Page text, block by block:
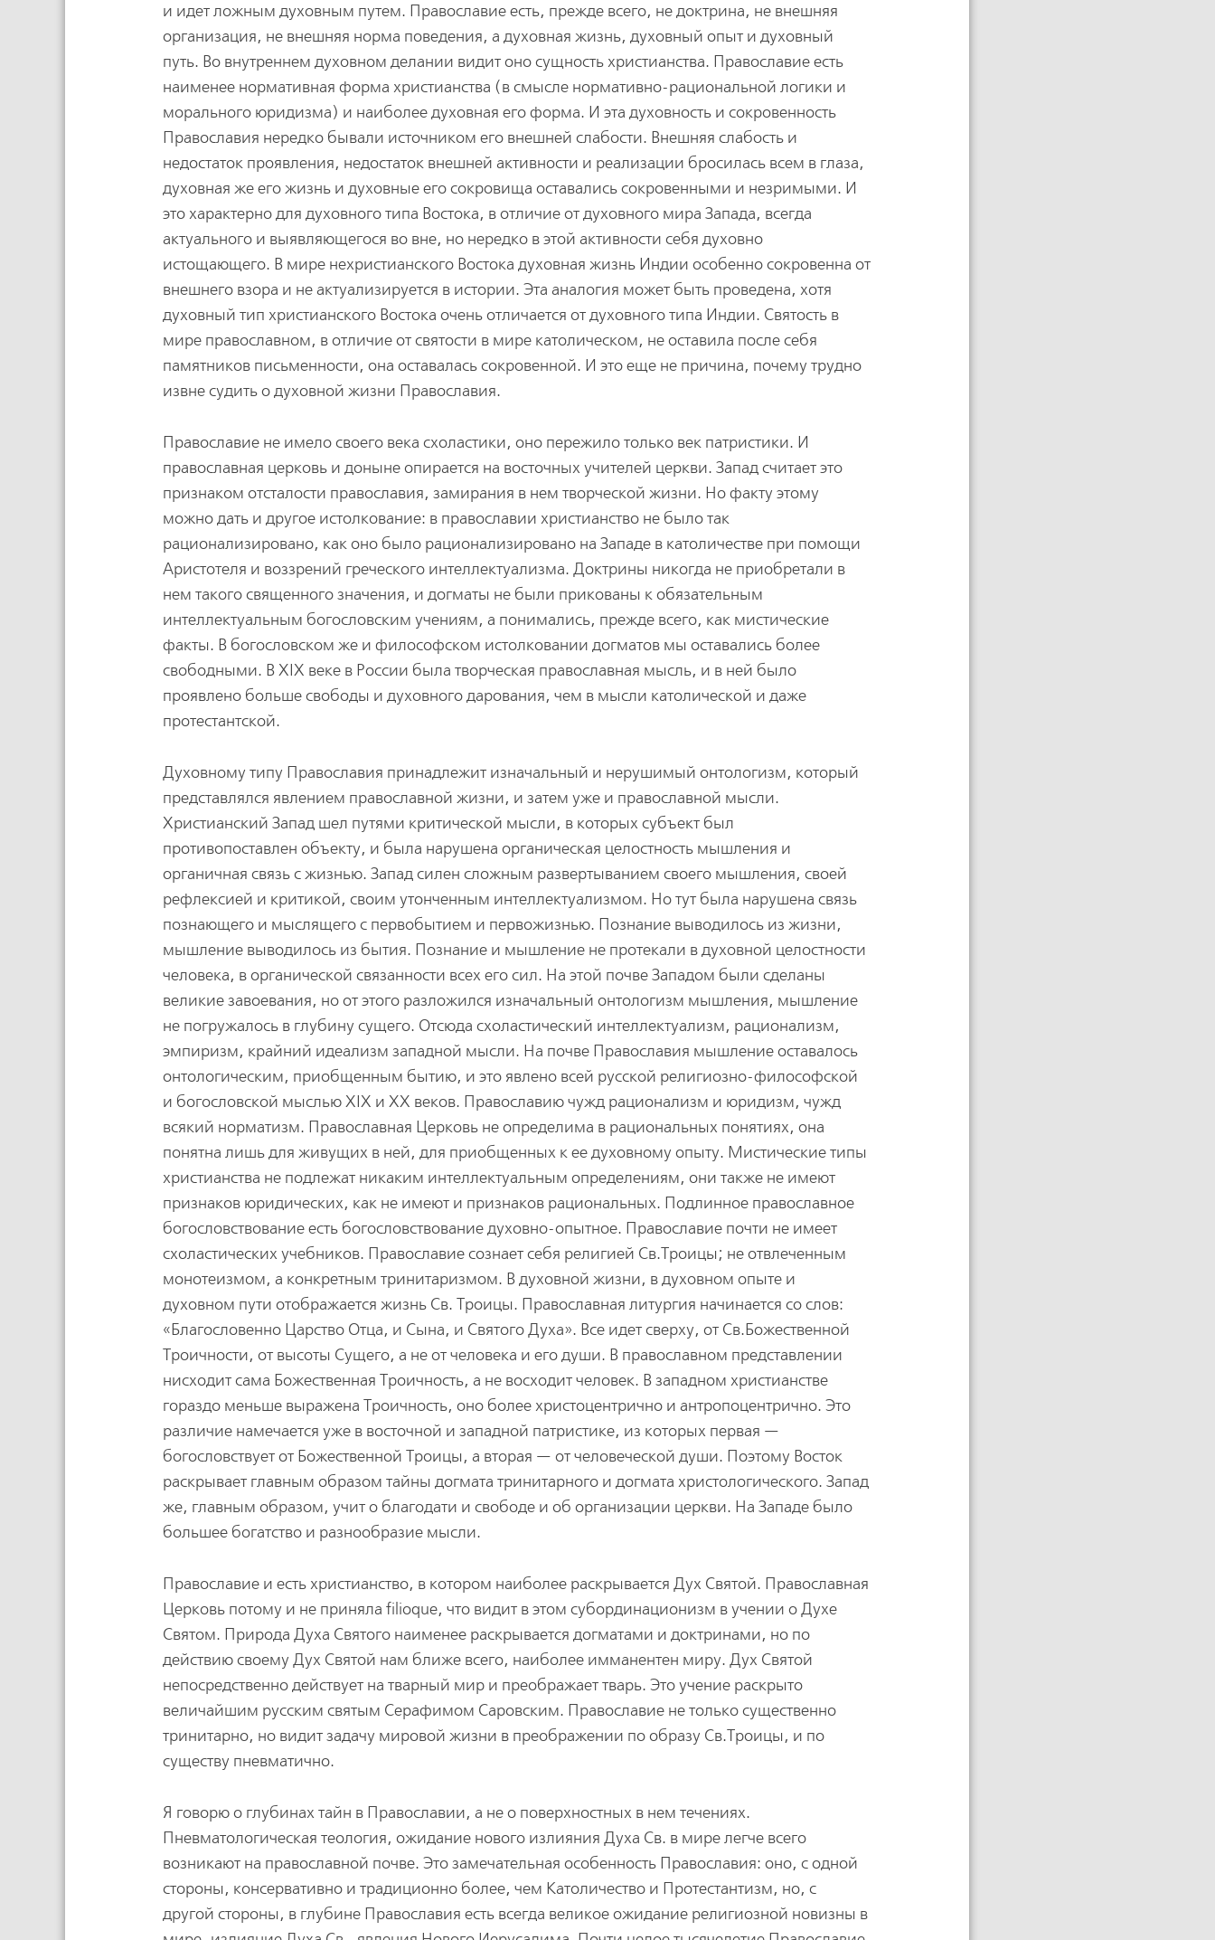
и идет ложным духовным путем. Православие есть, прежде всего, не доктрина, не внешняя
организация, не внешняя норма поведения, а духовная жизнь, духовный опыт и духовный
путь. Во внутреннем духовном делании видит оно сущность христианства. Православие есть
наименее нормативная форма христианства (в смысле нормативно-рациональной логики и
морального юридизма) и наиболее духовная его форма. И эта духовность и сокровенность
Православия нередко бывали источником его внешней слабости. Внешняя слабость и
недостаток проявления, недостаток внешней активности и реализации бросилась всем в глаза,
духовная же его жизнь и духовные его сокровища оставались сокровенными и незримыми. И
это характерно для духовного типа Востока, в отличие от духовного мира Запада, всегда
актуального и выявляющегося во вне, но нередко в этой активности себя духовно
истощающего. В мире нехристианского Востока духовная жизнь Индии особенно сокровенна от
внешнего взора и не актуализируется в истории. Эта аналогия может быть проведена, хотя
духовный тип христианского Востока очень отличается от духовного типа Индии. Святость в
мире православном, в отличие от святости в мире католическом, не оставила после себя
памятников письменности, она оставалась сокровенной. И это еще не причина, почему трудно
извне судить о духовной жизни Православия.
Православие не имело своего века схоластики, оно пережило только век патристики. И
православная церковь и доныне опирается на восточных учителей церкви. Запад считает это
признаком отсталости православия, замирания в нем творческой жизни. Но факту этому
можно дать и другое истолкование: в православии христианство не было так
рационализировано, как оно было рационализировано на Западе в католичестве при помощи
Аристотеля и воззрений греческого интеллектуализма. Доктрины никогда не приобретали в
нем такого священного значения, и догматы не были прикованы к обязательным
интеллектуальным богословским учениям, а понимались, прежде всего, как мистические
факты. В богословском же и философском истолковании догматов мы оставались более
свободными. В XIX веке в России была творческая православная мысль, и в ней было
проявлено больше свободы и духовного дарования, чем в мысли католической и даже
протестантской.
Духовному типу Православия принадлежит изначальный и нерушимый онтологизм, который
представлялся явлением православной жизни, и затем уже и православной мысли.
Христианский Запад шел путями критической мысли, в которых субъект был
противопоставлен объекту, и была нарушена органическая целостность мышления и
органичная связь с жизнью. Запад силен сложным развертыванием своего мышления, своей
рефлексией и критикой, своим утонченным интеллектуализмом. Но тут была нарушена связь
познающего и мыслящего с первобытием и первожизнью. Познание выводилось из жизни,
мышление выводилось из бытия. Познание и мышление не протекали в духовной целостности
человека, в органической связанности всех его сил. На этой почве Западом были сделаны
великие завоевания, но от этого разложился изначальный онтологизм мышления, мышление
не погружалось в глубину сущего. Отсюда схоластический интеллектуализм, рационализм,
эмпиризм, крайний идеализм западной мысли. На почве Православия мышление оставалось
онтологическим, приобщенным бытию, и это явлено всей русской религиозно-философской
и богословской мыслью XIX и XX веков. Православию чужд рационализм и юридизм, чужд
всякий норматизм. Православная Церковь не определима в рациональных понятиях, она
понятна лишь для живущих в ней, для приобщенных к ее духовному опыту. Мистические типы
христианства не подлежат никаким интеллектуальным определениям, они также не имеют
признаков юридических, как не имеют и признаков рациональных. Подлинное православное
богословствование есть богословствование духовно-опытное. Православие почти не имеет
схоластических учебников. Православие сознает себя религией Св.Троицы; не отвлеченным
монотеизмом, а конкретным тринитаризмом. В духовной жизни, в духовном опыте и
духовном пути отображается жизнь Св. Троицы. Православная литургия начинается со слов:
«Благословенно Царство Отца, и Сына, и Святого Духа». Все идет сверху, от Св.Божественной
Троичности, от высоты Сущего, а не от человека и его души. В православном представлении
нисходит сама Божественная Троичность, а не восходит человек. В западном христианстве
гораздо меньше выражена Троичность, оно более христоцентрично и антропоцентрично. Это
различие намечается уже в восточной и западной патристике, из которых первая —
богословствует от Божественной Троицы, а вторая — от человеческой души. Поэтому Восток
раскрывает главным образом тайны догмата тринитарного и догмата христологического. Запад
же, главным образом, учит о благодати и свободе и об организации церкви. На Западе было
большее богатство и разнообразие мысли.
Православие и есть христианство, в котором наиболее раскрывается Дух Святой. Православная
Церковь потому и не приняла filioque, что видит в этом субординационизм в учении о Духе
Святом. Природа Духа Святого наименее раскрывается догматами и доктринами, но по
действию своему Дух Святой нам ближе всего, наиболее имманентен миру. Дух Святой
непосредственно действует на тварный мир и преображает тварь. Это учение раскрыто
величайшим русским святым Серафимом Саровским. Православие не только существенно
тринитарно, но видит задачу мировой жизни в преображении по образу Св.Троицы, и по
существу пневматично.
Я говорю о глубинах тайн в Православии, а не о поверхностных в нем течениях.
Пневматологическая теология, ожидание нового излияния Духа Св. в мире легче всего
возникают на православной почве. Это замечательная особенность Православия: оно, с одной
стороны, консервативно и традиционно более, чем Католичество и Протестантизм, но, с
другой стороны, в глубине Православия есть всегда великое ожидание религиозной новизны в